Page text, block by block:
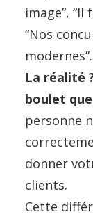
image”, “Il
“Nos
modernes”.
La réalité
boulet
personne
donner
clients.
Cette